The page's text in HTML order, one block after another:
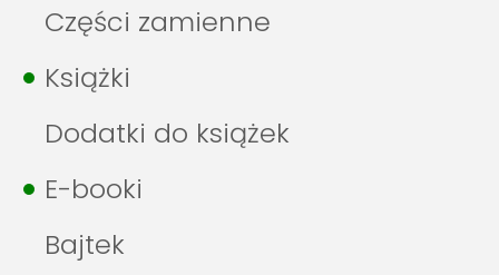
Części zamienne
Książki
Dodatki do książek
E-booki
Bajtek